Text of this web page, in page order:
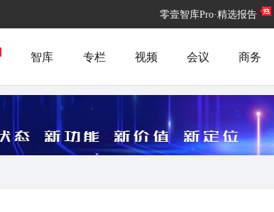
零壹智库Pro·精选报告
智库 专栏 视频 会议 商务